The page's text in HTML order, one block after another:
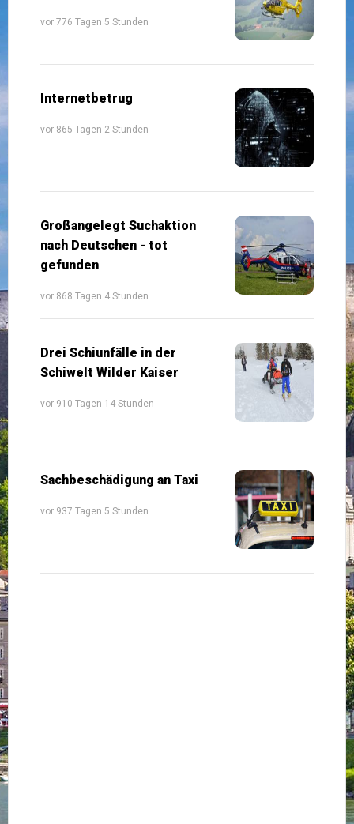
vor 776 Tagen 5 Stunden
Internetbetrug
vor 865 Tagen 2 Stunden
Großangelegt Suchaktion
nach Deutschen - tot
gefunden
vor 868 Tagen 4 Stunden
Drei Schiunfälle in der
Schiwelt Wilder Kaiser
vor 910 Tagen 14 Stunden
Sachbeschädigung an Taxi
vor 937 Tagen 5 Stunden